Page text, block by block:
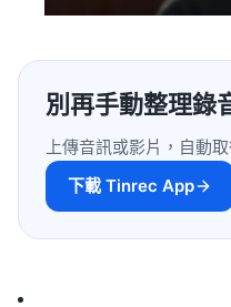
別再手動整理錄
上傳音訊或影片，自動
下載 Tinrec App